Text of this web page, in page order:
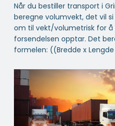
Når du bestiller transport i
beregne volumvekt, det vil
om til vekt/volumetrisk for å
forsendelsen opptar. Det
formelen: ((Bredde x